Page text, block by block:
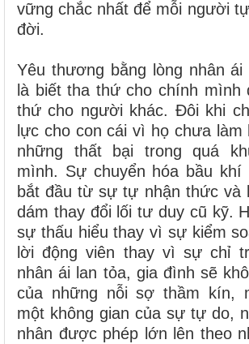
vững chắc nhất để mỗi người
đời.
Yêu thương bằng lòng nhân
là biết tha thứ cho chính mình
thứ cho người khác. Đôi khi
lực cho con cái vì họ chưa
những thất bại trong quá
mình. Sự chuyển hóa bầu khí
bắt đầu từ sự tự nhận thức và
dám thay đổi lối tư duy cũ kỹ.
sự thấu hiểu thay vì sự kiểm
lời động viên thay vì sự chỉ
nhân ái lan tỏa, gia đình sẽ
của những nỗi sợ thầm kín,
một không gian của sự tự do,
nhân được phép lớn lên theo